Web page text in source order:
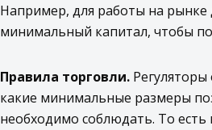
Например, для работы на
минимальный капитал, чтобы
Правила торговли.
какие минимальные размеры
необходимо соблюдать. То